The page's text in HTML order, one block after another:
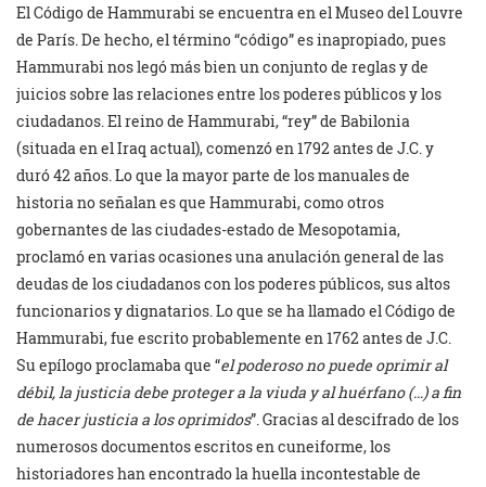
El Código de Hammurabi se encuentra en el Museo del Louvre
de París. De hecho, el término “código” es inapropiado, pues
Hammurabi nos legó más bien un conjunto de reglas y de
juicios sobre las relaciones entre los poderes públicos y los
ciudadanos. El reino de Hammurabi, “rey” de Babilonia
(situada en el Iraq actual), comenzó en 1792 antes de J.C. y
duró 42 años. Lo que la mayor parte de los manuales de
historia no señalan es que Hammurabi, como otros
gobernantes de las ciudades-estado de Mesopotamia,
proclamó en varias ocasiones una anulación general de las
deudas de los ciudadanos con los poderes públicos, sus altos
funcionarios y dignatarios. Lo que se ha llamado el Código de
Hammurabi, fue escrito probablemente en 1762 antes de J.C.
Su epílogo proclamaba que “el poderoso no puede oprimir al
débil, la justicia debe proteger a la viuda y al huérfano (…) a fin
de hacer justicia a los oprimidos”. Gracias al descifrado de los
numerosos documentos escritos en cuneiforme, los
historiadores han encontrado la huella incontestable de